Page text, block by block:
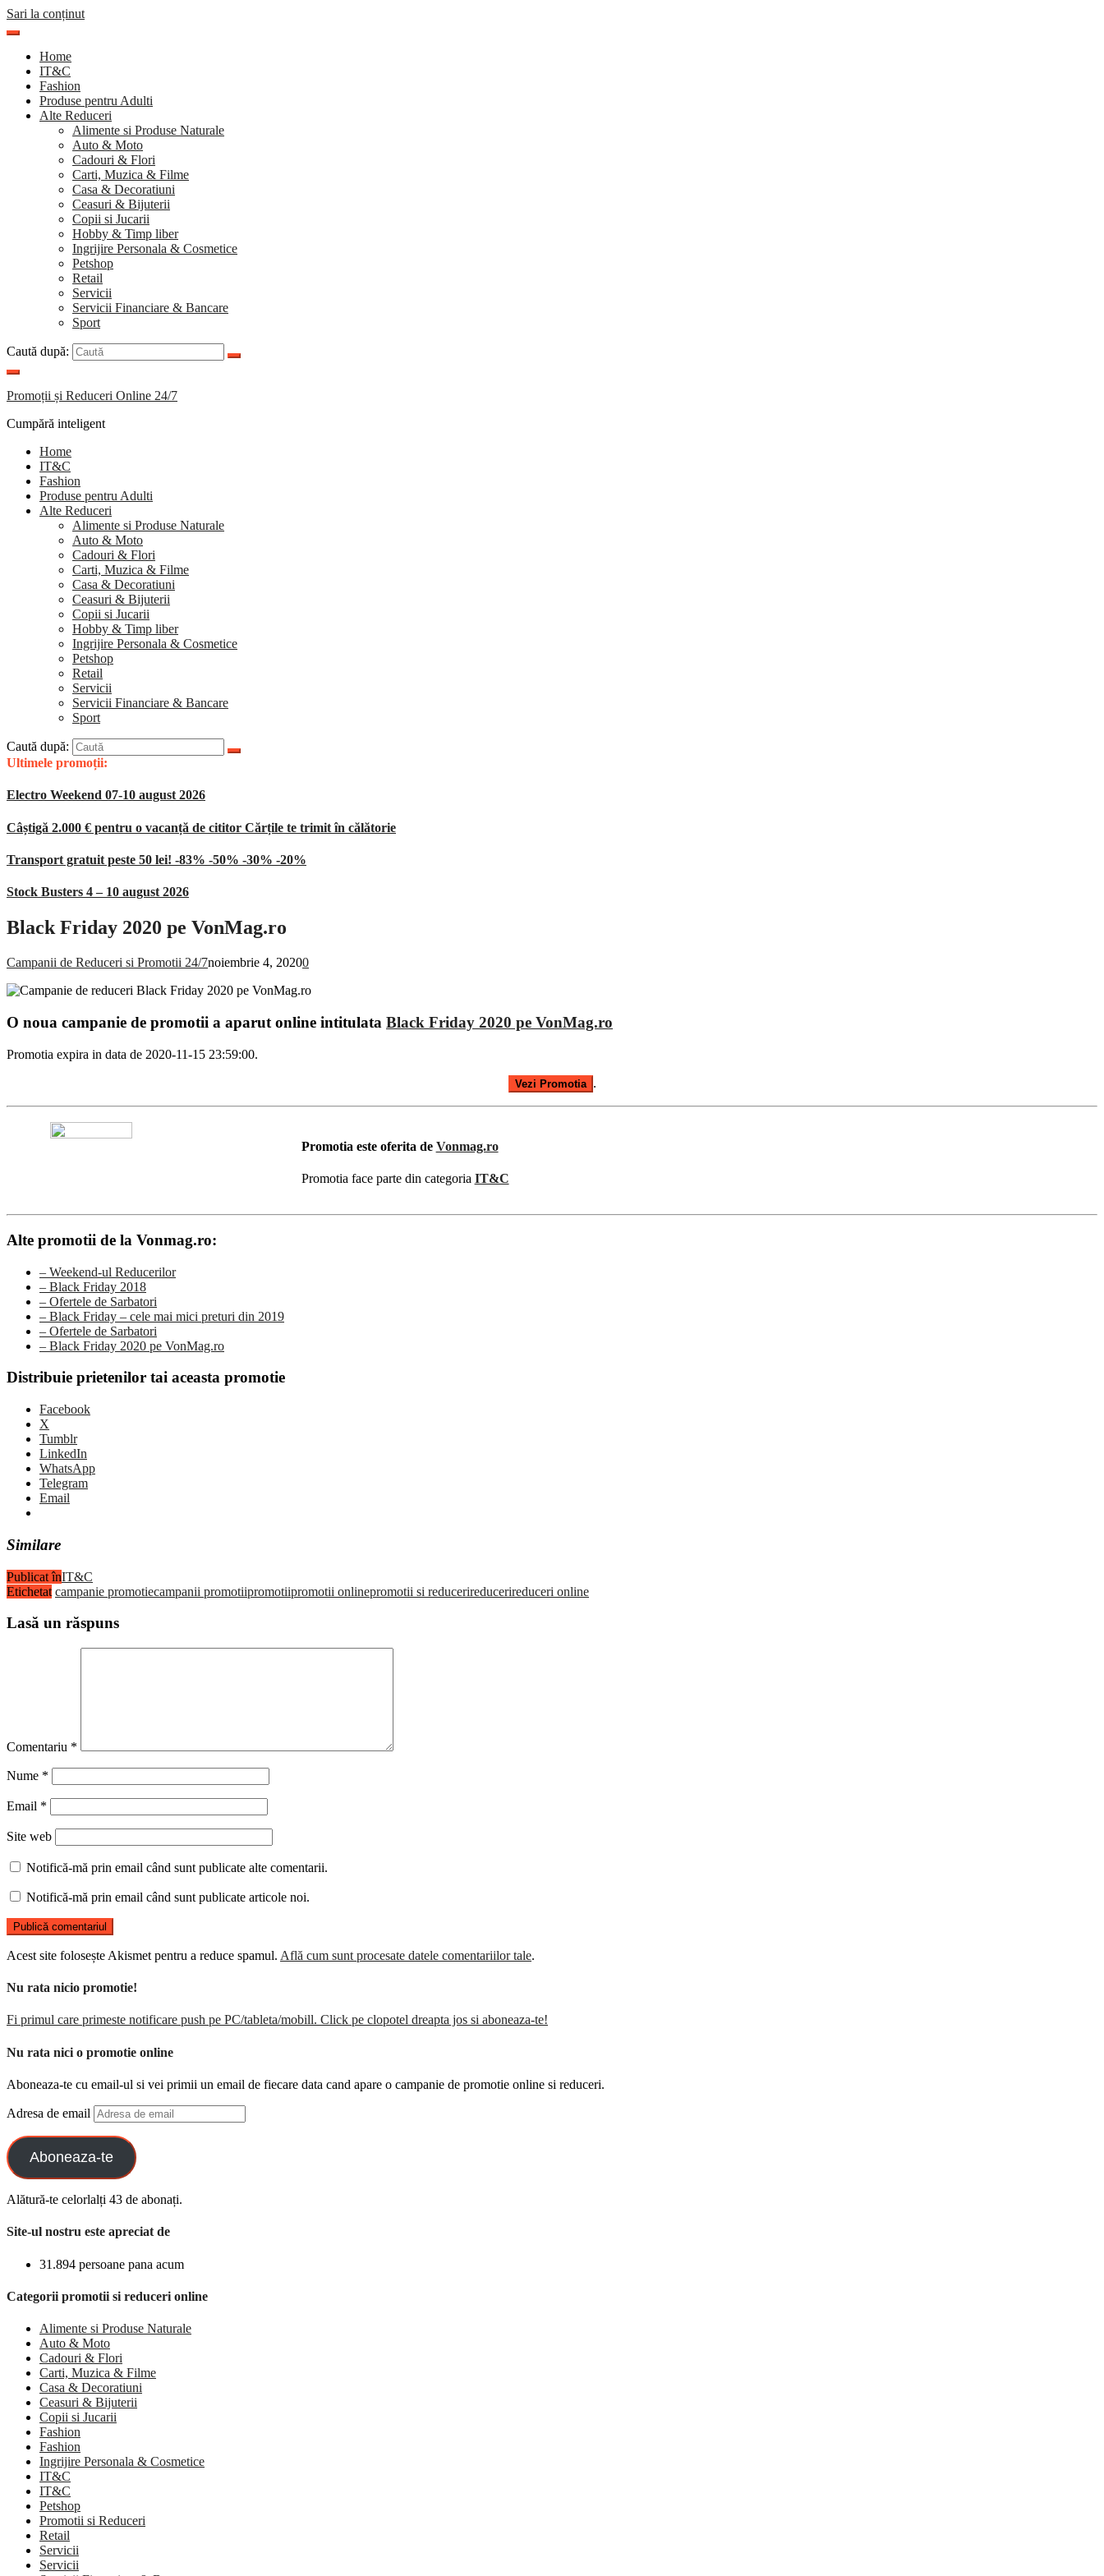
Sari la conținut
Home
IT&C
Fashion
Produse pentru Adulti
Alte Reduceri
Alimente si Produse Naturale
Auto & Moto
Cadouri & Flori
Carti, Muzica & Filme
Casa & Decoratiuni
Ceasuri & Bijuterii
Copii si Jucarii
Hobby & Timp liber
Ingrijire Personala & Cosmetice
Petshop
Retail
Servicii
Servicii Financiare & Bancare
Sport
Caută după:
Promoții și Reduceri Online 24/7
Cumpără inteligent
Home
IT&C
Fashion
Produse pentru Adulti
Alte Reduceri
Alimente si Produse Naturale
Auto & Moto
Cadouri & Flori
Carti, Muzica & Filme
Casa & Decoratiuni
Ceasuri & Bijuterii
Copii si Jucarii
Hobby & Timp liber
Ingrijire Personala & Cosmetice
Petshop
Retail
Servicii
Servicii Financiare & Bancare
Sport
Caută după:
Ultimele promoții:
Electro Weekend 07-10 august 2026
Câștigă 2.000 € pentru o vacanță de cititor Cărțile te trimit în călătorie
Transport gratuit peste 50 lei! -83% -50% -30% -20%
Stock Busters 4 – 10 august 2026
Black Friday 2020 pe VonMag.ro
Campanii de Reduceri si Promotii 24/7noiembrie 4, 20200
O noua campanie de promotii a aparut online intitulata Black Friday 2020 pe VonMag.ro
Promotia expira in data de 2020-11-15 23:59:00.
Vezi Promotia .
Promotia este oferita de Vonmag.ro
Promotia face parte din categoria IT&C
Alte promotii de la Vonmag.ro:
– Weekend-ul Reducerilor
– Black Friday 2018
– Ofertele de Sarbatori
– Black Friday – cele mai mici preturi din 2019
– Ofertele de Sarbatori
– Black Friday 2020 pe VonMag.ro
Distribuie prietenilor tai aceasta promotie
Facebook
X
Tumblr
LinkedIn
WhatsApp
Telegram
Email
Similare
Publicat înIT&C
Etichetat campanie promotiecampanii promotiipromotiipromotii onlinepromotii si reducerireducerireduceri online
Lasă un răspuns
Comentariu *
Nume *
Email *
Site web
Notifică-mă prin email când sunt publicate alte comentarii.
Notifică-mă prin email când sunt publicate articole noi.
Acest site folosește Akismet pentru a reduce spamul. Află cum sunt procesate datele comentariilor tale.
Nu rata nicio promotie!
Fi primul care primeste notificare push pe PC/tableta/mobill. Click pe clopotel dreapta jos si aboneaza-te!
Nu rata nici o promotie online
Aboneaza-te cu email-ul si vei primii un email de fiecare data cand apare o campanie de promotie online si reduceri.
Adresa de email
Aboneaza-te
Alătură-te celorlalți 43 de abonați.
Site-ul nostru este apreciat de
31.894 persoane pana acum
Categorii promotii si reduceri online
Alimente si Produse Naturale
Auto & Moto
Cadouri & Flori
Carti, Muzica & Filme
Casa & Decoratiuni
Ceasuri & Bijuterii
Copii si Jucarii
Fashion
Fashion
Ingrijire Personala & Cosmetice
IT&C
IT&C
Petshop
Promotii si Reduceri
Retail
Servicii
Servicii